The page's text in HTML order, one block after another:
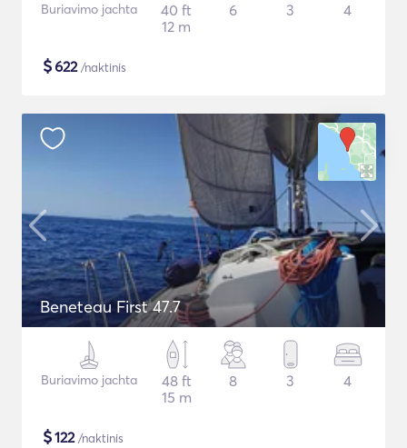
Buriavimo jachta
40 ft
12 m
6 3 4
$622/naktinis
Beneteau First 47.7
Buriavimo jachta
48 ft
15 m
8 3 4
$122/naktinis